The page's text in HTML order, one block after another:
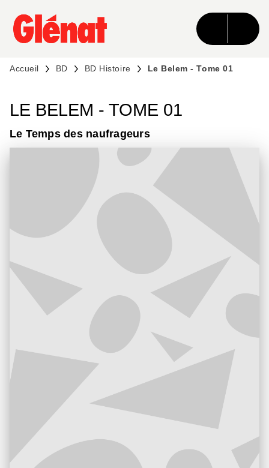
MENU RECHERCHE CONTENU
PIED DE PAGE
Accueil BD BD Histoire Le Belem - Tome 01
LE BELEM - TOME 01
Le Temps des naufrageurs